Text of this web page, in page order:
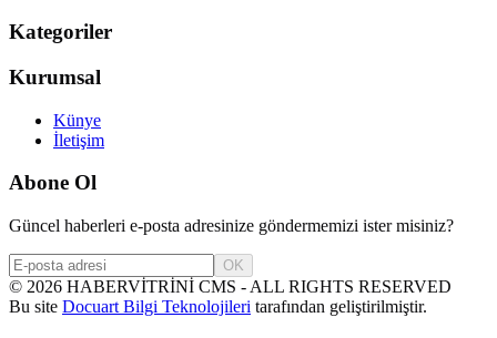
Kategoriler
Kurumsal
Künye
İletişim
Abone Ol
Güncel haberleri e-posta adresinize göndermemizi ister misiniz?
OK
© 2026 HABERVİTRİNİ CMS - ALL RIGHTS RESERVED
Bu site Docuart Bilgi Teknolojileri tarafından geliştirilmiştir.